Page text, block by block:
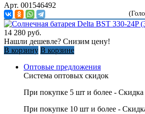
Арт. 001546492
14 280 руб.
Нашли дешевле? Снизим цену!
В корзину В корзине
Оптовые предложения
Система оптовых скидок
При покупке 5 шт и более - Скидка
При покупке 10 шт и более -